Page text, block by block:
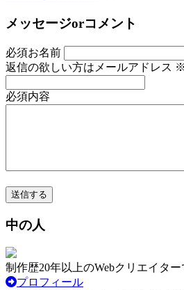
メッセージorコメント
必須お名前
返信の欲しい方はメールアドレス
必須内容
中の人
制作歴20年以上のWebクリエイター
プロフィール